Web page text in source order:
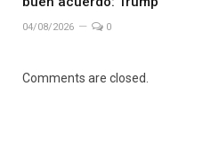
04/08/2026 0
Comments are closed.